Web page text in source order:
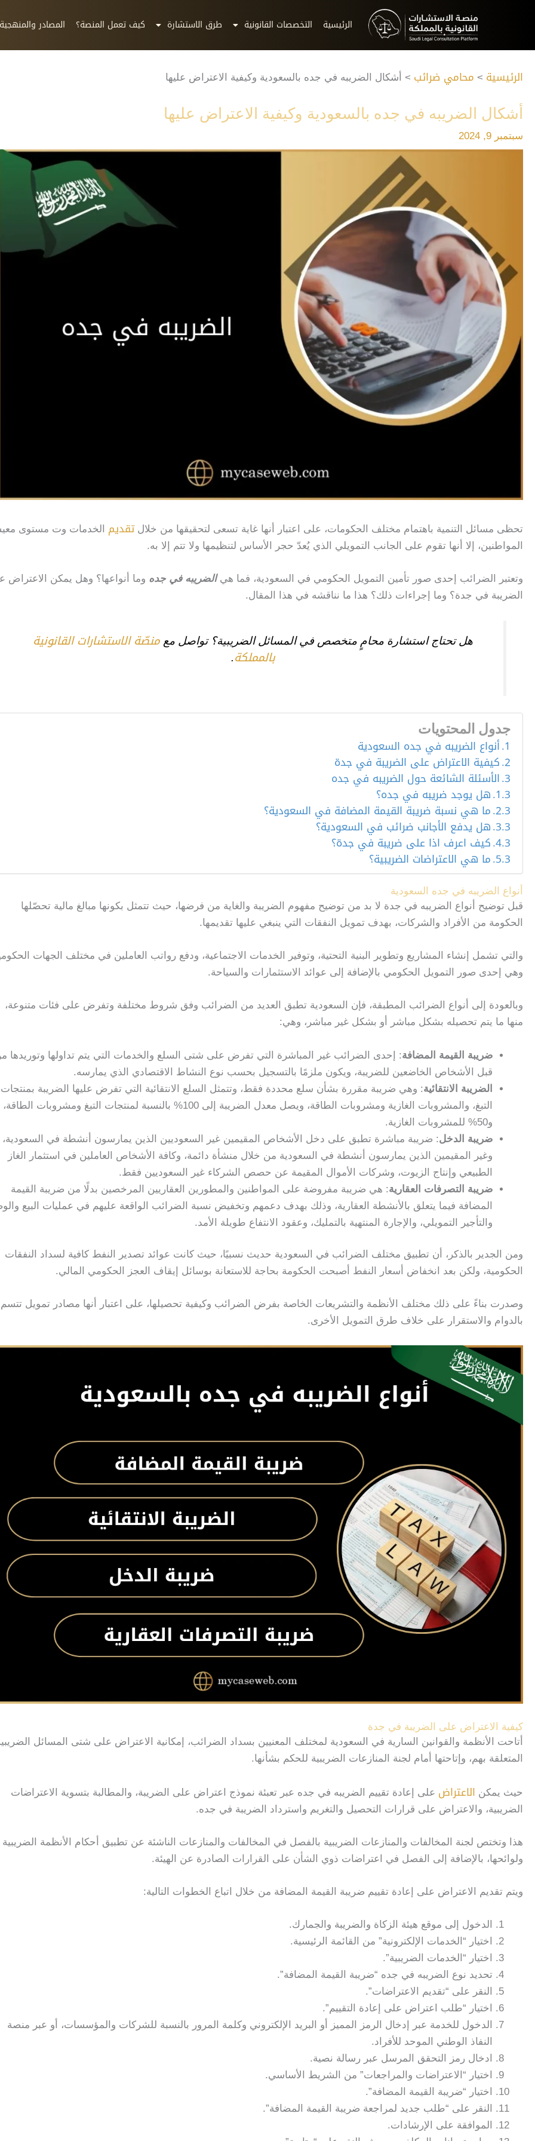
الرئيسية التخصصات القانونية طرق الاستشارة كيف تعمل المنصة؟ المصادر والمنهجية
الرئيسية محامي ضرائب أشكال الضريبه في جده بالسعودية وكيفية الاعتراض عليها
أشكال الضريبه في جده بالسعودية وكيفية الاعتراض عليها
سبتمبر 9, 2024
تحظى مسائل التنمية باهتمام مختلف الحكومات، على اعتبار أنها غاية تسعى لتحقيقها من خلال تقديم الخدمات وت مستوى
المواطنين، إلا أنها تقوم على الجانب التمويلي الذي يُعدّ حجر الأساس لتنظيمها ولا تتم إلا به.
وتعتبر الضرائب إحدى صور تأمين التمويل الحكومي في السعودية، فما هيالضريبه في جده وما أنواعها؟ وهل يمكن الاعتراض
الضريبة في جدة؟ وما إجراءات ذلك؟ هذا ما نناقشه في هذا المقال.
هل تحتاج استشارة محامٍ متخصص في المسائل الضريبية؟ تواصل مع منصّة الاستشارات القانونية
بالمملكة.
جدول المحتويات
أنواع الضريبه في جده السعودية
كيفية الاعتراض على الضريبة في جدة
الأسئلة الشائعة حول الضريبه في جده
هل يوجد ضريبه في جده؟
ما هي نسبة ضريبة القيمة المضافة في السعودية؟
هل يدفع الأجانب ضرائب في السعودية؟
كيف اعرف اذا على ضريبة في جدة؟
ما هي الاعتراضات الضريبية؟
أنواع الضريبه في جده السعودية
قبل توضيح أنواع الضريبه في جدة لا بد من توضيح مفهوم الضريبة والغاية من فرضها، حيث تتمثل بكونها مبالغ مالية تحصّلها
الحكومة من الأفراد والشركات، بهدف تمويل النفقات التي ينبغي عليها تقديمها.
والتي تشمل إنشاء المشاريع وتطوير البنية التحتية، وتوفير الخدمات الاجتماعية، ودفع رواتب العاملين في مختلف الجهات
وهي إحدى صور التمويل الحكومي بالإضافة إلى عوائد الاستثمارات والسياحة.
وبالعودة إلى أنواع الضرائب المطبقة، فإن السعودية تطبق العديد من الضرائب وفق شروط مختلفة وتفرض على فئات متنوعة،
منها ما يتم تحصيله بشكل مباشر أو بشكل غير مباشر، وهي:
ضريبة القيمة المضافة: إحدى الضرائب غير المباشرة التي تفرض على شتى السلع والخدمات التي يتم تداولها وتوريدها
قبل الأشخاص الخاضعين للضريبة، ويكون ملزمًا بالتسجيل بحسب نوع النشاط الاقتصادي الذي يمارسه.
الضريبة الانتقائية: وهي ضريبة مقررة بشأن سلع محددة فقط، وتتمثل السلع الانتقائية التي تفرض عليها الضريبة بمنتجات
التبغ، والمشروبات الغازية ومشروبات الطاقة، ويصل معدل الضريبة إلى 100% بالنسبة لمنتجات التبغ ومشروبات الطاقة،
و50% للمشروبات الغازية.
ضريبة الدخل: ضريبة مباشرة تطبق على دخل الأشخاص المقيمين غير السعوديين الذين يمارسون أنشطة في السعودية،
وغير المقيمين الذين يمارسون أنشطة في السعودية من خلال منشأة دائمة، وكافة الأشخاص العاملين في استثمار الغاز
الطبيعي وإنتاج الزيوت، وشركات الأموال المقيمة عن حصص الشركاء غير السعوديين فقط.
ضريبة التصرفات العقارية: هي ضريبة مفروضة على المواطنين والمطورين العقاريين المرخصين بدلًا من ضريبة القيمة
المضافة فيما يتعلق بالأنشطة العقارية، وذلك بهدف دعمهم وتخفيض نسبة الضرائب الواقعة عليهم في عمليات البيع
والتأجير التمويلي، والإجارة المنتهية بالتمليك، وعقود الانتفاع طويلة الأمد.
ومن الجدير بالذكر، أن تطبيق مختلف الضرائب في السعودية حديث نسبيًا، حيث كانت عوائد تصدير النفط كافية لسداد النفقات
الحكومية، ولكن بعد انخفاض أسعار النفط أصبحت الحكومة بحاجة للاستعانة بوسائل إيقاف العجز الحكومي المالي.
وصدرت بناءً على ذلك مختلف الأنظمة والتشريعات الخاصة بفرض الضرائب وكيفية تحصيلها، على اعتبار أنها مصادر تمويل تتسم
بالدوام والاستقرار على خلاف طرق التمويل الأخرى.
كيفية الاعتراض على الضريبة في جدة
أتاحت الأنظمة والقوانين السارية في السعودية لمختلف المعنيين بسداد الضرائب، إمكانية الاعتراض على شتى المسائل
المتعلقة بهم، وإتاحتها أمام لجنة المنازعات الضريبية للحكم بشأنها.
حيث يمكن الاعتراض على إعادة تقييم الضريبه في جده عبر تعبئة نموذج اعتراض على الضريبة، والمطالبة بتسوية الاعتراضات
الضريبية، والاعتراض على قرارات التحصيل والتغريم واسترداد الضريبة في جده.
هذا وتختص لجنة المخالفات والمنازعات الضريبية بالفصل في المخالفات والمنازعات الناشئة عن تطبيق أحكام الأنظمة الضريبية
ولوائحها، بالإضافة إلى الفصل في اعتراضات ذوي الشأن على القرارات الصادرة عن الهيئة.
ويتم تقديم الاعتراض على إعادة تقييم ضريبة القيمة المضافة من خلال اتباع الخطوات التالية:
الدخول إلى موقع هيئة الزكاة والضريبة والجمارك.
اختيار “الخدمات الإلكترونية” من القائمة الرئيسية.
اختيار “الخدمات الضريبية”.
تحديد نوع الضريبه في جده “ضريبة القيمة المضافة”.
النقر على “تقديم الاعتراضات”.
اختيار “طلب اعتراض على إعادة التقييم”.
الدخول للخدمة عبر إدخال الرمز المميز أو البريد الإلكتروني وكلمة المرور بالنسبة للشركات والمؤسسات، أو عبر منصة
النفاذ الوطني الموحد للأفراد.
ادخال رمز التحقق المرسل عبر رسالة نصية.
اختيار “الاعتراضات والمراجعات” من الشريط الأساسي.
اختيار “ضريبة القيمة المضافة”.
النقر على “طلب جديد لمراجعة ضريبة القيمة المضافة”.
الموافقة على الإرشادات.